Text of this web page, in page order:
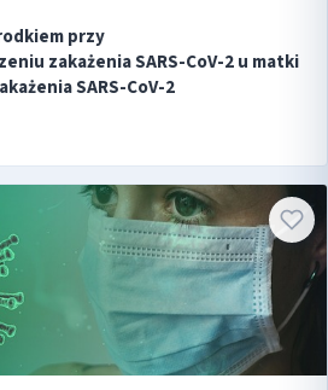
przy
zakażenia SARS-CoV-2 u matki
SARS-CoV-2